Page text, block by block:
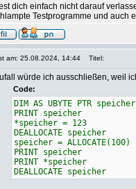
dich einfach nicht darauf
Testprogramme und auch
am: 25.08.2024, 14:44 Titel:
würde ich ausschließen, weil
Code:
DIM AS UBYTE PTR
PRINT speicher
*speicher = 123
DEALLOCATE speicher
speicher = ALLOCATE(100)
PRINT speicher
PRINT *speicher
DEALLOCATE speicher